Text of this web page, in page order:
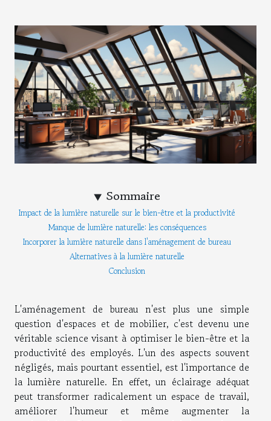
Sommaire
Impact de la lumière naturelle sur le bien-être et la productivité
Manque de lumière naturelle: les conséquences
Incorporer la lumière naturelle dans l'aménagement de bureau
Alternatives à la lumière naturelle
Conclusion
L'aménagement de bureau n'est plus une simple
question d'espaces et de mobilier, c'est devenu une
véritable science visant à optimiser le bien-être et la
productivité des employés. L'un des aspects souvent
négligés, mais pourtant essentiel, est l'importance de
la lumière naturelle. En effet, un éclairage adéquat
peut transformer radicalement un espace de travail,
améliorer l'humeur et même augmenter la